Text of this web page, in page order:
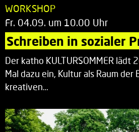
WORKSHOP
Fr. 04.09. um 10.00 Uhr
Schreiben in sozialer
Der katho KULTURSOMMER lädt
Mal dazu ein, Kultur als Raum der
kreativen…